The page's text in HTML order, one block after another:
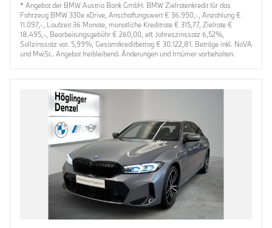
* Angebot der BMW Austria Bank GmbH. BMW Zielratenkredit für das
Fahrzeug BMW 330e xDrive, Anschaffungswert € 36.990,-, Anzahlung €
11.097,-, Laufzeit 36 Monate, monatliche Kreditrate € 315,77, Zielrate €
18.495,-, Bearbeitungsgebühr € 260,00, eff. Jahreszinssatz 6,52%,
Sollzinssatz var. 5,99%, Gesamtkreditbetrag € 30.122,81. Beträge inkl. NoVA
und MwSt.. Angebot freibleibend. Änderungen und Irrtümer vorbehalten.